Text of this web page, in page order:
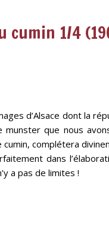
cumin 1/4
d’Alsace dont la
que nous
complétera
dans
a pas de limites !